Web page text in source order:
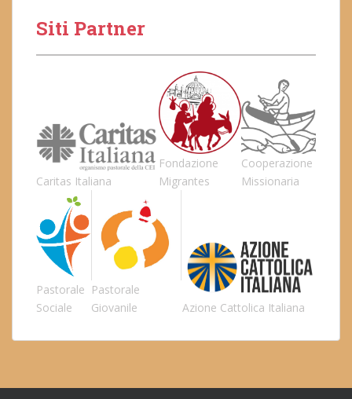
Siti Partner
Caritas Italiana
Fondazione
Migrantes
Cooperazione
Missionaria
Pastorale
Sociale
Pastorale
Giovanile
Azione Cattolica Italiana